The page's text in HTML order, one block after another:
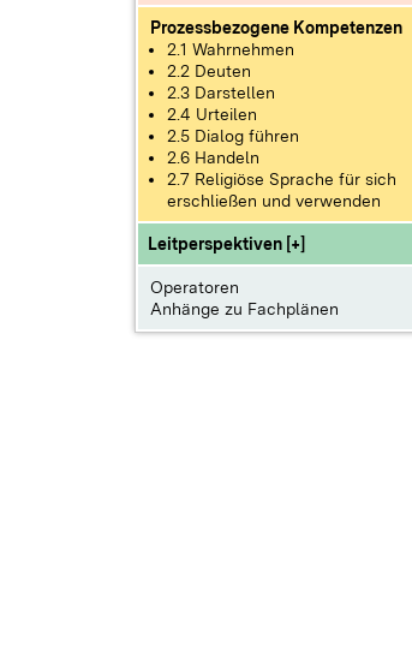
Prozessbezogene Kompetenzen
2.1 Wahrnehmen
2.2 Deuten
2.3 Darstellen
2.4 Urteilen
2.5 Dialog führen
2.6 Handeln
2.7 Religiöse Sprache für sich
erschließen und verwenden
Leitperspektiven [+]
Operatoren
Anhänge zu Fachplänen